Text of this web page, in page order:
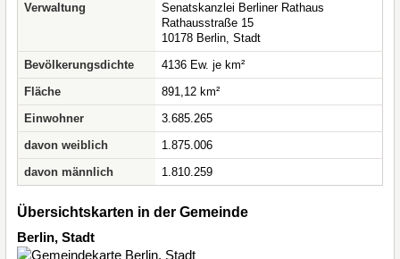
Verwaltung
Senatskanzlei Berliner Rathaus
Rathausstraße 15
10178 Berlin, Stadt
Bevölkerungsdichte
4136 Ew. je km²
Fläche
891,12 km²
Einwohner
3.685.265
davon weiblich
1.875.006
davon männlich
1.810.259
Übersichtskarten in der Gemeinde
Berlin, Stadt